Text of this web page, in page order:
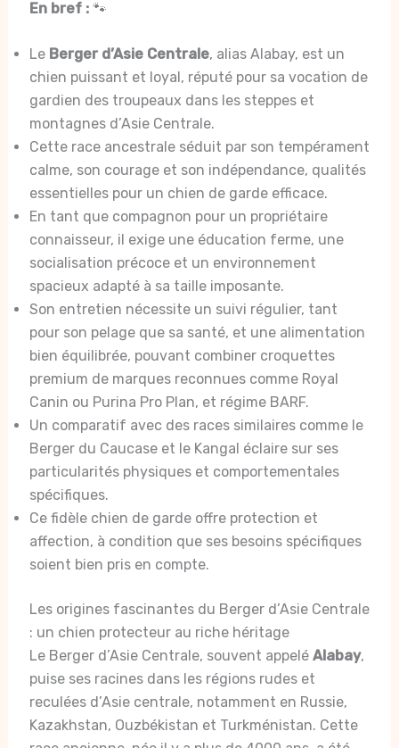
En bref :🐾
Le Berger d’Asie Centrale, alias Alabay, est un
chien puissant et loyal, réputé pour sa vocation de
gardien des troupeaux dans les steppes et
montagnes d’Asie Centrale.
Cette race ancestrale séduit par son tempérament
calme, son courage et son indépendance, qualités
essentielles pour un chien de garde efficace.
En tant que compagnon pour un propriétaire
connaisseur, il exige une éducation ferme, une
socialisation précoce et un environnement
spacieux adapté à sa taille imposante.
Son entretien nécessite un suivi régulier, tant
pour son pelage que sa santé, et une alimentation
bien équilibrée, pouvant combiner croquettes
premium de marques reconnues comme Royal
Canin ou Purina Pro Plan, et régime BARF.
Un comparatif avec des races similaires comme le
Berger du Caucase et le Kangal éclaire sur ses
particularités physiques et comportementales
spécifiques.
Ce fidèle chien de garde offre protection et
affection, à condition que ses besoins spécifiques
soient bien pris en compte.
Les origines fascinantes du Berger d’Asie Centrale
: un chien protecteur au riche héritage
Le Berger d’Asie Centrale, souvent appelé Alabay,
puise ses racines dans les régions rudes et
reculées d’Asie centrale, notamment en Russie,
Kazakhstan, Ouzbékistan et Turkménistan. Cette